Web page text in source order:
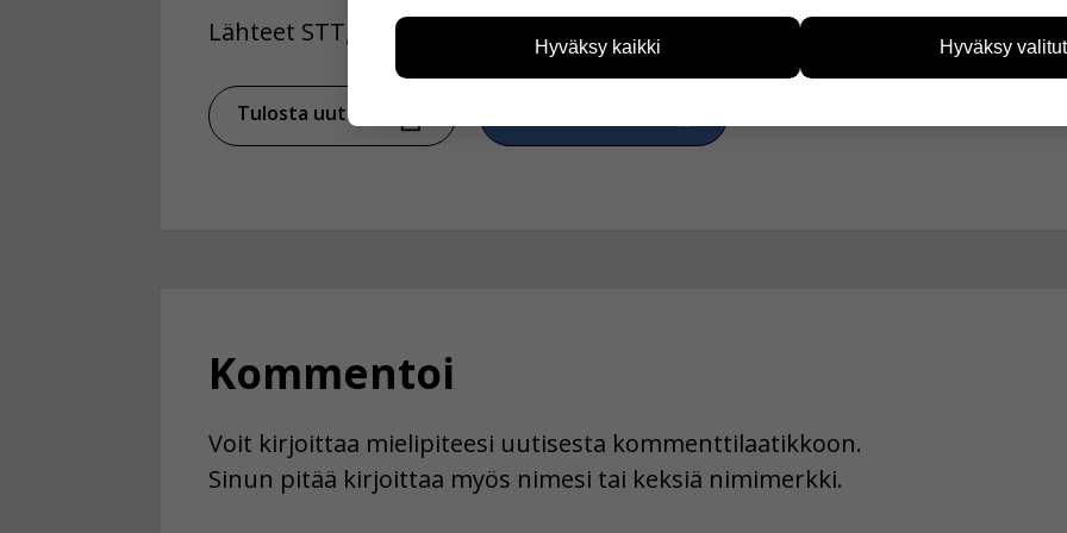
Lähteet STT, Yle
Tulosta uutinen
Kommentoi
Voit kirjoittaa mielipiteesi uutisesta kommenttilaatikkoon.
Sinun pitää kirjoittaa myös nimesi tai keksiä nimimerkki.
voimme kehittää sivustoamme vastaamaan paremmin käyttäjien tarpeita.
esimerkiksi kävijämääristä ja siitä, mitä sivuja käytetään ja miten sivuilla
kuitenkaan kerää henkilötietoja kuten nimiä, eikä tietoja voi yhdistää
Hyväksy kaikki Hyväksy valitut